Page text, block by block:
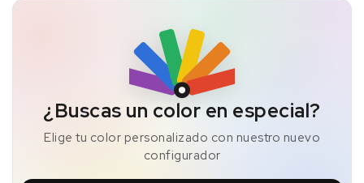
¿Buscas un color en especial?
Elige tu color personalizado con nuestro nuevo
configurador